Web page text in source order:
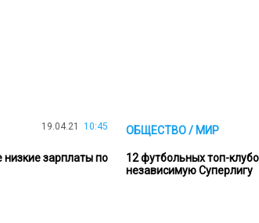
19.04.21 10:45
низкие зарплаты по
ОБЩЕСТВО / МИР
12 футбольных топ-
независимую Суперлигу